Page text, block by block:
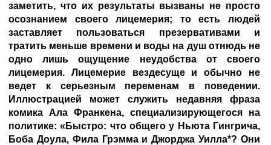
заметить, что их результаты вызваны не просто
осознанием своего лицемерия; то есть людей
заставляет пользоваться презервативами и
тратить меньше времени и воды на душ отнюдь не
одно лишь ощущение неудобства от своего
лицемерия. Лицемерие вездесуще и обычно не
ведет к серьезным переменам в поведении.
Иллюстрацией может служить недавняя фраза
комика Ала Франкена, специализирующегося на
политике: «Быстро: что общего у Ньюта Гингрича,
Боба Доула, Фила Грэмма и Джорджа Уилла*? Они